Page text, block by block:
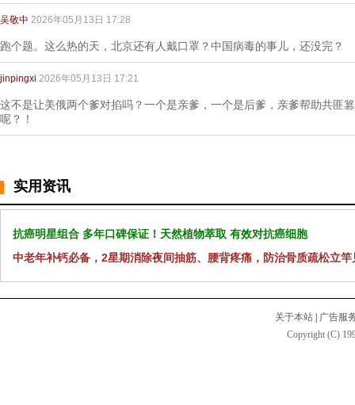
吴敬中 2026年05月13日 17:28
跑个题。这么热的天，北京还有人戴口罩？中国病毒的事儿，还没完？
jinpingxi 2026年05月13日 17:21
这不是让美俄两个爹对掐吗？一个是亲爹，一个是后爹，亲爹帮助共匪
呢？！
实用资讯
抗癌明星组合 多年口碑保证！天然植物萃取 有效对抗癌细胞
中老年补钙必备，2星期消除夜间抽筋、腰背疼痛，防治骨质疏松立竿
关于本站
广告服
Copyright (C)